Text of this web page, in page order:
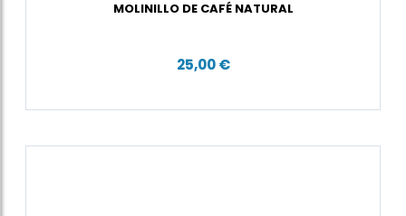
MOLINILLO DE CAFÉ NATURAL
25,00 €